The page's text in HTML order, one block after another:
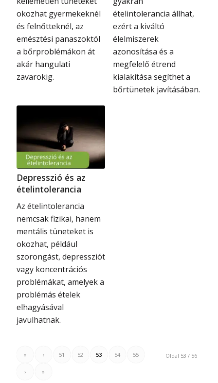
okozhat gyermekeknél
és felnőtteknél, az
emésztési panaszoktól
a bőrproblémákon át
akár hangulati
zavarokig.
ételintolerancia állhat,
ezért a kiváltó
élelmiszerek
azonosítása és a
megfelelő étrend
kialakítása segíthet a
bőrtünetek javításában.
Depresszió és az
ételintolerancia
Az ételintolerancia
nemcsak fizikai, hanem
mentális tüneteket is
okozhat, például
szorongást, depressziót
vagy koncentrációs
problémákat, amelyek a
problémás ételek
elhagyásával
javulhatnak.
Oldal 53 / 56
« ‹ 51 52 53 54 55
› »